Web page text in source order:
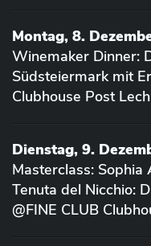
Montag, 8.
Winemaker Dinner:
Südsteiermark mit
Clubhouse Post
Dienstag, 9.
Masterclass:
Tenuta del Nicchio:
@FINE CLUB